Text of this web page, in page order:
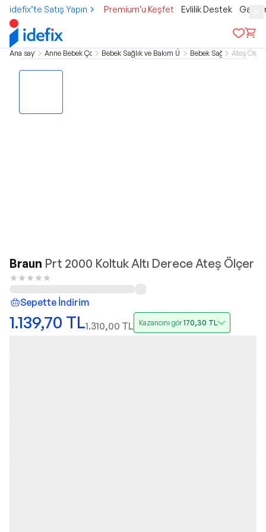
idefix’te Satış Yapın Premium'u Keşfet Evlilik Destek
Ana sayfa Anne Bebek ÇocukBebek Sağlık ve Bakım ÜrünleriBebek Sağlık Ateş Ölçer
Braun Prt 2000 Koltuk Altı Derece Ateş Ölçer
Sepette İndirim
1.139,70 TL1.310,00 TL Kazancını gör170,30 TL